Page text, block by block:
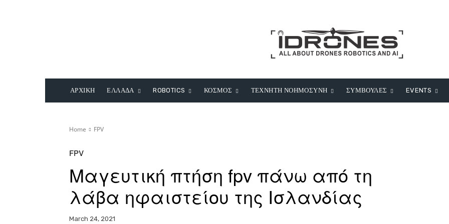
ΑΡΧΙΚΗ ΕΛΛΑΔΑ ROBOTICS ΚΟΣΜΟΣ ΤΕΧΝΗΤΗ ΝΟΗΜΟΣΥΝΗ ΣΥΜΒΟΥΛΕΣ EVENTS
Home FPV
FPV
Μαγευτική πτήση fpv πάνω από τη
λάβα ηφαιστείου της Ισλανδίας
March 24, 2021